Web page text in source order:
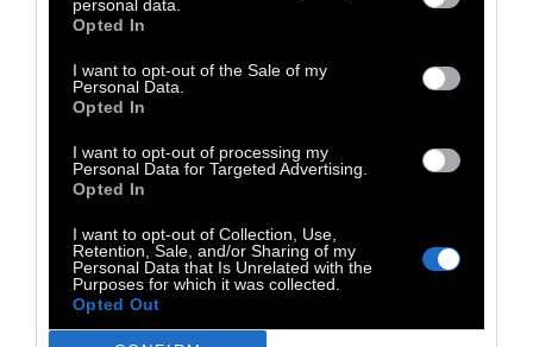
personal data.
Opted In
I want to opt-out of the Sale of my
Personal Data.
Opted In
I want to opt-out of processing my
Personal Data for Targeted Advertising.
Opted In
I want to opt-out of Collection, Use,
Retention, Sale, and/or Sharing of my
Personal Data that Is Unrelated with the
Purposes for which it was collected.
Opted Out
1932) είναι Αμερικανός συγγραφέας. Τα
μυθιστορήματά του αποτελούνται από
πολύπλοκες, συχνά φανταστικές, ιστορίες με
και καλά τεκμηριωμένες λεπτομέρειες. Από τα
πιο γνωστά βιβλία του είναι Ο Τρυποκάρυδος,
Ακόμα και οι Καουμπόισσες Μελαγχολούν, Το
Άρωμα του Ονείρου.